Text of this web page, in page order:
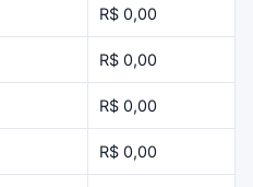
R$ 0,00
R$ 0,00
R$ 0,00
R$ 0,00